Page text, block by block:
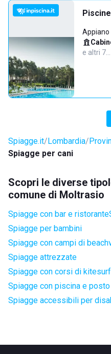
Appiano
e altri 7…
Spiagge.it Lombardia
Spiagge per cani
Scopri le diverse
comune di Moltrasio
Spiagge con bar e ristorante
Spiagge per bambini
Spiagge con campi di
Spiagge attrezzate
Spiagge con corsi di
Spiagge con piscina e
Spiagge accessibili per